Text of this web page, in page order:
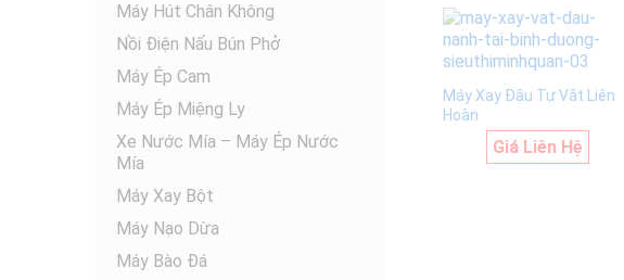
Máy Xay Đậu Tự Vắt Liên
Hoàn
Giá Liên Hệ
Máy Hút Chân Không
Nồi Điện Nấu Bún Phở
Máy Ép Cam
Máy Ép Miệng Ly
Xe Nước Mía – Máy Ép Nước
Mía
Máy Xay Bột
Máy Nạo Dừa
Máy Bào Đá